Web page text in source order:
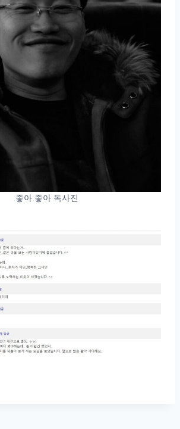
좋아 좋아 독사진